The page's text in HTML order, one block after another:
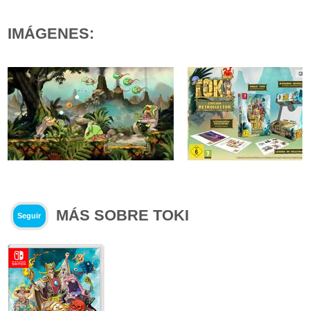
IMÁGENES:
Seguir MÁS SOBRE TOKI